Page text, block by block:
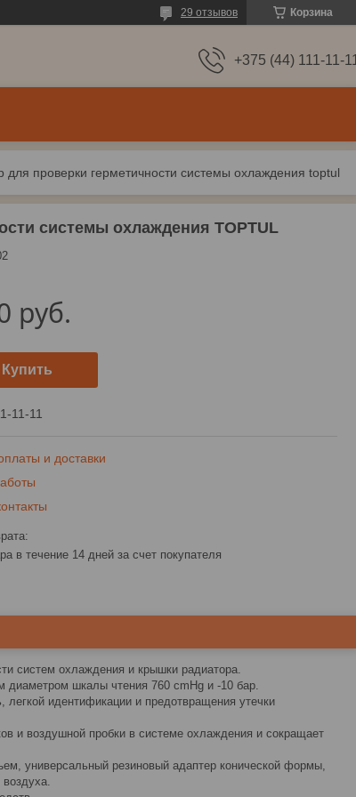
Корзина
29 отзывов
+375 (44) 111-11-11
для проверки герметичности системы охлаждения toptul
системы охлаждения TOPTUL
руб.
Купить
11-11
и доставки
в течение 14 дней за счет покупателя
систем охлаждения и крышки радиатора.
диаметром шкалы чтения 760 cmHg и -10 бар.
легкой идентификации и предотвращения утечки
и воздушной пробки в системе охлаждения и сокращает
универсальный резиновый адаптер конической формы,